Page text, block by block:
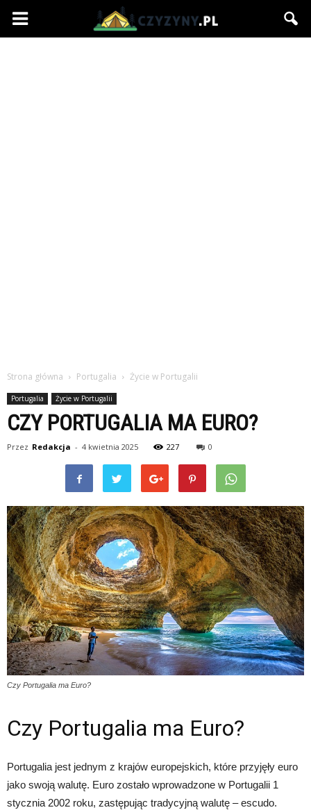
Czyzyny.pl
Strona główna Portugalia Życie w Portugalii
Portugalia Życie w Portugalii
CZY PORTUGALIA MA EURO?
Przez Redakcja - 4 kwietnia 2025 227 0
Czy Portugalia ma Euro?
Czy Portugalia ma Euro?
Portugalia jest jednym z krajów europejskich, które przyjęły euro
jako swoją walutę. Euro zostało wprowadzone w Portugalii 1
stycznia 2002 roku, zastępując tradycyjną walutę – escudo.